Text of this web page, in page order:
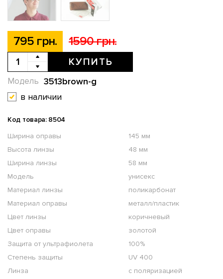
795 грн. 1590 грн.
КУПИТЬ
3513brown-g
Модель
в наличии
Код товара: 8504
Ширина оправы
145 мм
Высота линзы
48 мм
Ширина линзы
58 мм
Модель
унисекс
Материал линзы
поликарбонат
Материал оправы
металл/пластик
Цвет линзы
коричневый
Цвет оправы
золотой
Защита от ультрафиолета
100%
Степень защиты
UV 400
Линза
с поляризацией